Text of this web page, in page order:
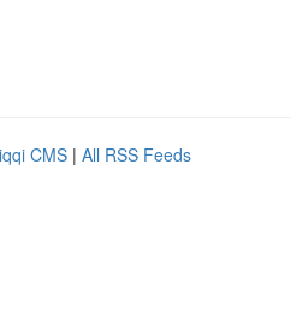
CMS | All RSS Feeds